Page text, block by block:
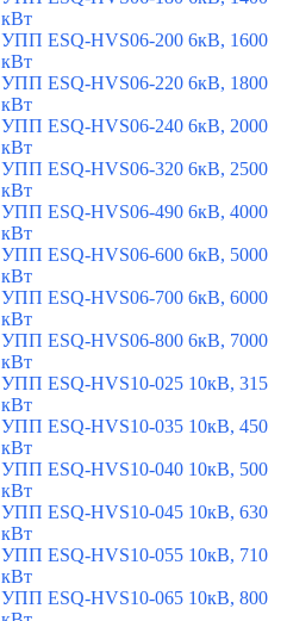
кВт
УПП ESQ-HVS06-200 6кВ, 1600
кВт
УПП ESQ-HVS06-220 6кВ, 1800
кВт
УПП ESQ-HVS06-240 6кВ, 2000
кВт
УПП ESQ-HVS06-320 6кВ, 2500
кВт
УПП ESQ-HVS06-490 6кВ, 4000
кВт
УПП ESQ-HVS06-600 6кВ, 5000
кВт
УПП ESQ-HVS06-700 6кВ, 6000
кВт
УПП ESQ-HVS06-800 6кВ, 7000
кВт
УПП ESQ-HVS10-025 10кВ, 315
кВт
УПП ESQ-HVS10-035 10кВ, 450
кВт
УПП ESQ-HVS10-040 10кВ, 500
кВт
УПП ESQ-HVS10-045 10кВ, 630
кВт
УПП ESQ-HVS10-055 10кВ, 710
кВт
УПП ESQ-HVS10-065 10кВ, 800